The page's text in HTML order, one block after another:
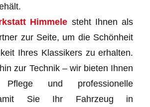
Himmele steht Ihnen als
zur Seite, um die Schönheit
Ihres Klassikers zu erhalten.
zur Technik – wir bieten Ihnen
Pflege und professionelle
Sie Ihr Fahrzeug in